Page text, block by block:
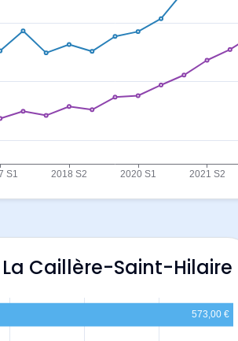
Caillère-Saint-Hilaire